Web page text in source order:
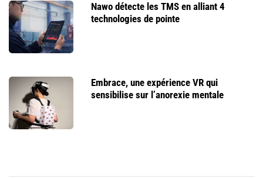
Nawo détecte les TMS en alliant 4
technologies de pointe
Embrace, une expérience VR qui
sensibilise sur l’anorexie mentale